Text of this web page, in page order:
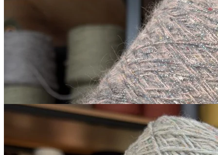
шёлк 10%, кид мохер 34%, меринос
270 м/100 гcерый с фиолетовым
Купить
Sesia
Scotland
меринос 100%